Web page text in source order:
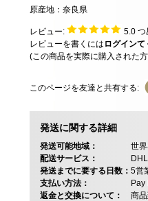
原産地：奈良県
レビュー: 5.0 つ
レビューを書くには ログインて
(この商品を実際に購入された
このページを友達と共有する:
発送に関する詳細
発送可能地域： 世
配送サービス：
発送までに要する日数： 5営
支払い方法：
Pay
返金と交換について：
商